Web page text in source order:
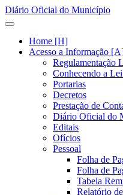
Diário Oficial do Município
Home [H]
Acesso a Informação
Regulamentação
Conhecendo a
Portarias
Decretos
Prestação de
Diário Oficial do
Editais
Ofícios
Pessoal
Folha de
Folha de
Tabela
Relatório